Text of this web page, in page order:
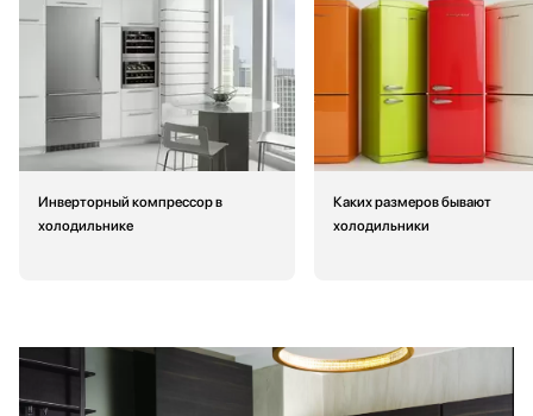
Инверторный компрессор в
холодильнике
Каких размеров бывают
холодильники